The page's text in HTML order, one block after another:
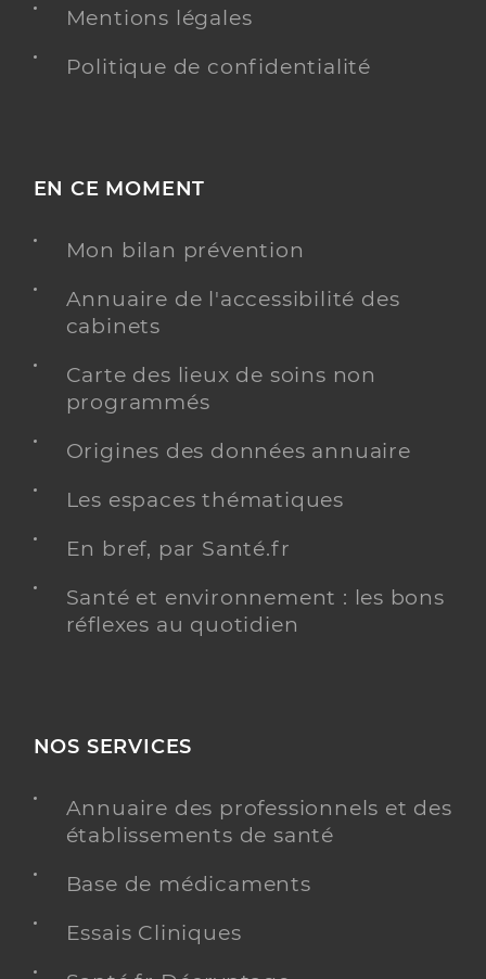
Mentions légales
Politique de confidentialité
EN CE MOMENT
Mon bilan prévention
Annuaire de l'accessibilité des
cabinets
Carte des lieux de soins non
programmés
Origines des données annuaire
Les espaces thématiques
En bref, par Santé.fr
Santé et environnement : les bons
réflexes au quotidien
NOS SERVICES
Annuaire des professionnels et des
établissements de santé
Base de médicaments
Essais Cliniques